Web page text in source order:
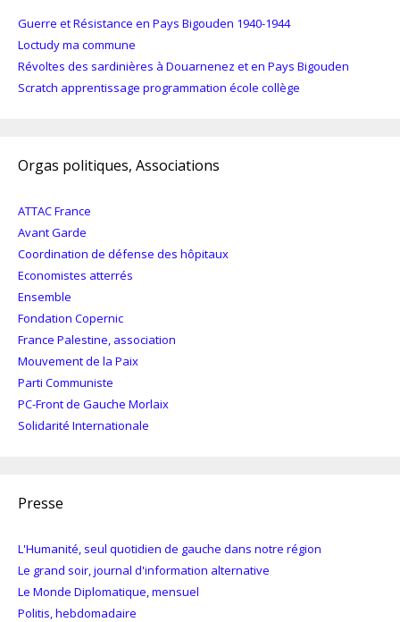
Guerre et Résistance en Pays Bigouden 1940-1944
Loctudy ma commune
Révoltes des sardinières à Douarnenez et en Pays Bigouden
Scratch apprentissage programmation école collège
Orgas politiques, Associations
ATTAC France
Avant Garde
Coordination de défense des hôpitaux
Economistes atterrés
Ensemble
Fondation Copernic
France Palestine, association
Mouvement de la Paix
Parti Communiste
PC-Front de Gauche Morlaix
Solidarité Internationale
Presse
L'Humanité, seul quotidien de gauche dans notre région
Le grand soir, journal d'information alternative
Le Monde Diplomatique, mensuel
Politis, hebdomadaire